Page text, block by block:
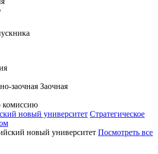
заочная Заочная
комиссию
новый университет Стратегическое
Посмотреть все